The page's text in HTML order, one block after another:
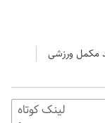
مکمل ورزشی
لینک کوتاه